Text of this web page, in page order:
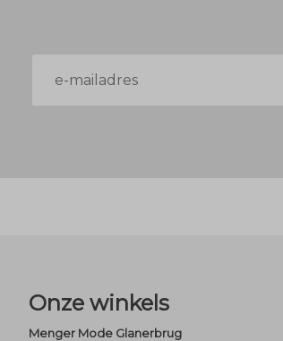
mailadres
Onze winkels
Menger Mode Glanerbrug